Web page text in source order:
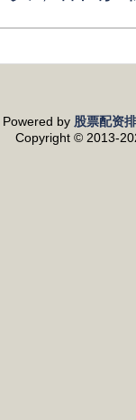
Powered by 股票配资
Copyright © 2013-